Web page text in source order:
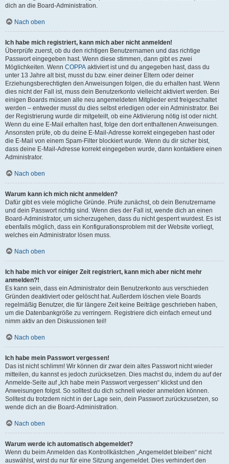
dich an die Board-Administration.
Nach oben
Ich habe mich registriert, kann mich aber nicht anmelden!
Überprüfe zuerst, ob du den richtigen Benutzernamen und das richtige
Passwort eingegeben hast. Wenn diese stimmen, dann gibt es zwei
Möglichkeiten. Wenn COPPA aktiviert ist und du angegeben hast, dass du
unter 13 Jahre alt bist, musst du bzw. einer deiner Eltern oder deiner
Erziehungsberechtigten den Anweisungen folgen, die du erhalten hast. Wenn
dies nicht der Fall ist, muss dein Benutzerkonto vielleicht aktiviert werden. Bei
einigen Boards müssen alle neu angemeldeten Mitglieder erst freigeschaltet
werden – entweder musst du dies selbst erledigen oder ein Administrator. Bei
der Registrierung wurde dir mitgeteilt, ob eine Aktivierung nötig ist oder nicht.
Wenn du eine E-Mail erhalten hast, folge den dort enthaltenen Anweisungen.
Ansonsten prüfe, ob du deine E-Mail-Adresse korrekt eingegeben hast oder
die E-Mail von einem Spam-Filter blockiert wurde. Wenn du dir sicher bist,
dass deine E-Mail-Adresse korrekt eingegeben wurde, dann kontaktiere einen
Administrator.
Nach oben
Warum kann ich mich nicht anmelden?
Dafür gibt es viele mögliche Gründe. Prüfe zunächst, ob dein Benutzername
und dein Passwort richtig sind. Wenn dies der Fall ist, wende dich an einen
Board-Administrator, um sicherzugehen, dass du nicht gesperrt wurdest. Es ist
ebenfalls möglich, dass ein Konfigurationsproblem mit der Website vorliegt,
welches ein Administrator lösen muss.
Nach oben
Ich habe mich vor einiger Zeit registriert, kann mich aber nicht mehr
anmelden?!
Es kann sein, dass ein Administrator dein Benutzerkonto aus verschieden
Gründen deaktiviert oder gelöscht hat. Außerdem löschen viele Boards
regelmäßig Benutzer, die für längere Zeit keine Beiträge geschrieben haben,
um die Datenbankgröße zu verringern. Registriere dich einfach erneut und
nimm aktiv an den Diskussionen teil!
Nach oben
Ich habe mein Passwort vergessen!
Das ist nicht schlimm! Wir können dir zwar dein altes Passwort nicht wieder
mitteilen, du kannst es jedoch zurücksetzen. Dies machst du, indem du auf der
Anmelde-Seite auf „Ich habe mein Passwort vergessen“ klickst und den
Anweisungen folgst. So solltest du dich schnell wieder anmelden können.
Solltest du trotzdem nicht in der Lage sein, dein Passwort zurückzusetzen, so
wende dich an die Board-Administration.
Nach oben
Warum werde ich automatisch abgemeldet?
Wenn du beim Anmelden das Kontrollkästchen „Angemeldet bleiben“ nicht
auswählst, wirst du nur für eine Sitzung angemeldet. Dies verhindert den